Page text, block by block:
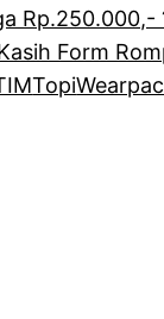
Rp.250.000,-
Form
Topi